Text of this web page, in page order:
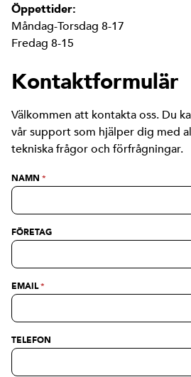
Öppettider:
Måndag-Torsdag 8-17
Fredag 8-15
Kontaktformulär
Välkommen att kontakta oss. Du
vår support som hjälper dig med
tekniska frågor och förfrågningar.
NAMN *
FÖRETAG
EMAIL*
TELEFON